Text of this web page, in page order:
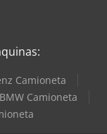
Camioneta
BMW Camioneta